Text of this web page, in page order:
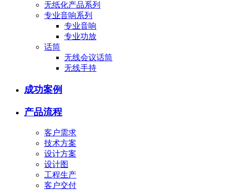
无纸化产品系列
专业音响系列
专业音响
专业功放
话筒
无线会议话筒
无线手持
成功案例
产品流程
客户需求
技术方案
设计方案
设计图
工程生产
客户交付